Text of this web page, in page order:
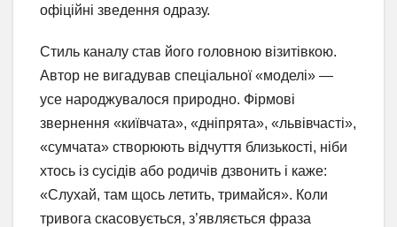
офіційні зведення одразу.
Стиль каналу став його головною візитівкою.
Автор не вигадував спеціальної «моделі» —
усе народжувалося природно. Фірмові
звернення «київчата», «дніпрята», «львівчасті»,
«сумчата» створюють відчуття близькості, ніби
хтось із сусідів або родичів дзвонить і каже:
«Слухай, там щось летить, тримайся». Коли
тривога скасовується, з’являється фраза